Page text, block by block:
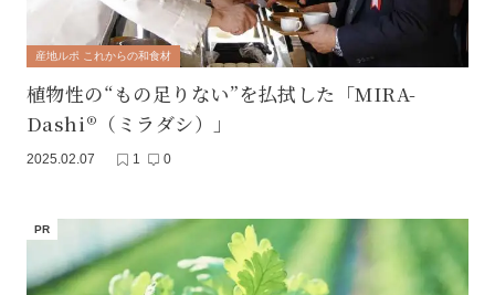
産地ルポ これからの和食材
植物性の“もの足りない”を払拭した「MIRA-
Dashi®（ミラダシ）」
2025.02.07 1 0